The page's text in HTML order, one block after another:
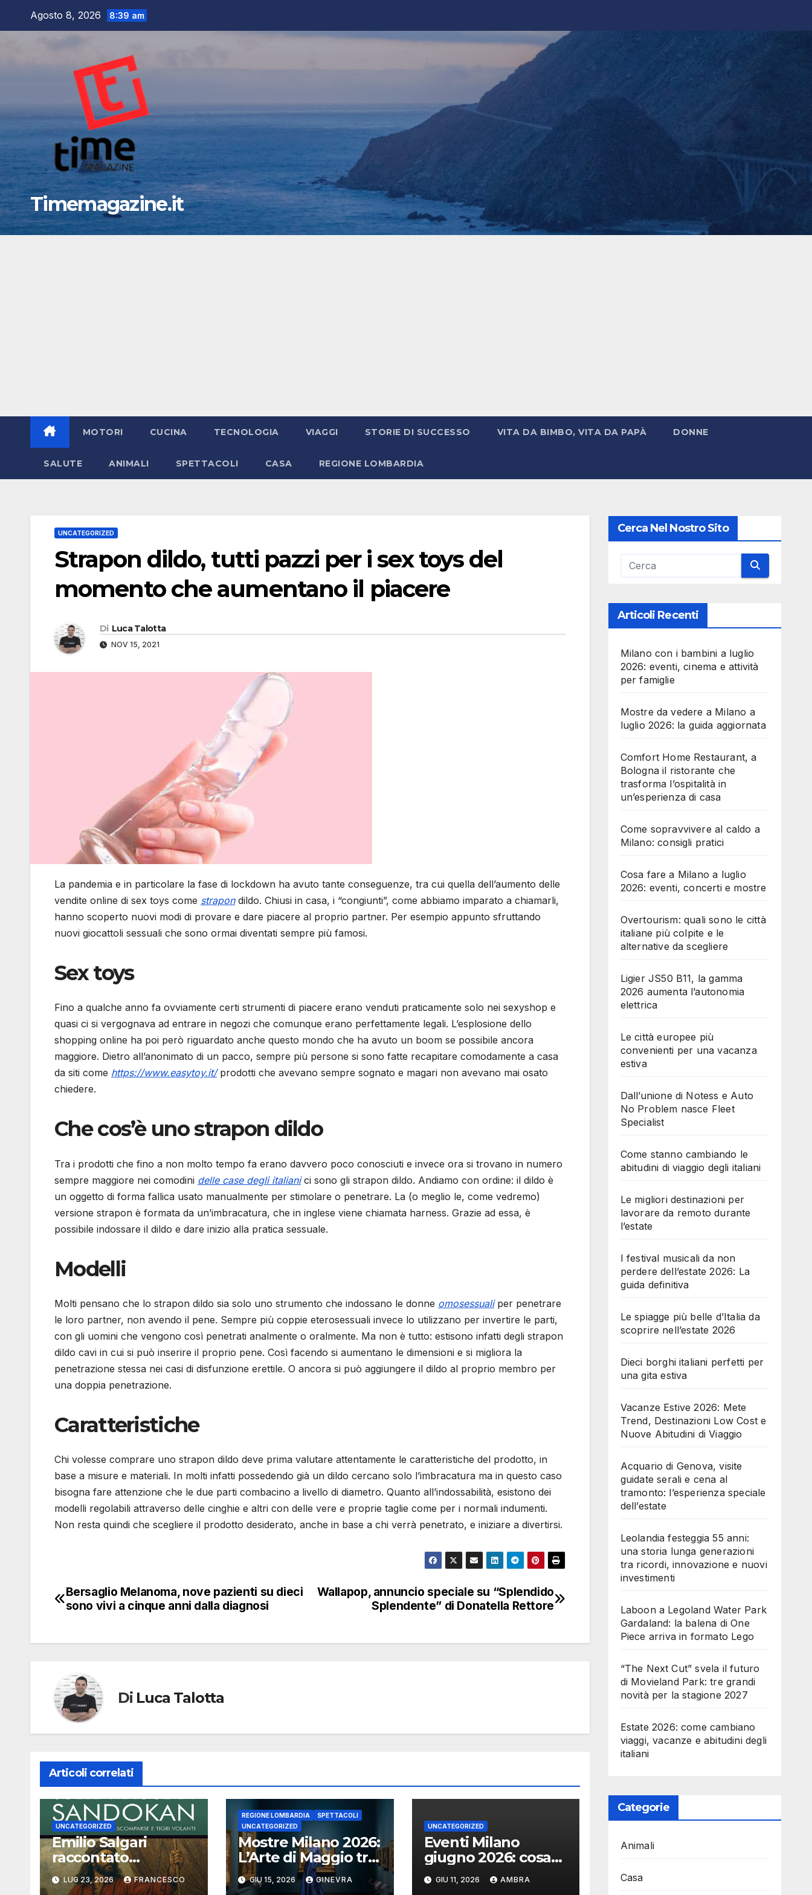
Agosto 8, 2026 8:39 am
Timemagazine.it
MOTORI CUCINA TECNOLOGIA VIAGGI STORIE DI SUCCESSO VITA DA BIMBO, VITA DA PAPÀ DONNE
SALUTE ANIMALI SPETTACOLI CASA REGIONE LOMBARDIA
UNCATEGORIZED
Strapon dildo, tutti pazzi per i sex toys del
momento che aumentano il piacere
Di Luca Talotta
NOV 15, 2021
La pandemia e in particolare la fase di lockdown ha avuto tante conseguenze, tra cui quella dell’aumento delle
vendite online di sex toys come strapondildo. Chiusi in casa, i “congiunti”, come abbiamo imparato a chiamarli,
hanno scoperto nuovi modi di provare e dare piacere al proprio partner. Per esempio appunto sfruttando
nuovi giocattoli sessuali che sono ormai diventati sempre più famosi.
Sex toys
Fino a qualche anno fa ovviamente certi strumenti di piacere erano venduti praticamente solo nei sexyshop e
quasi ci si vergognava ad entrare in negozi che comunque erano perfettamente legali. L’esplosione dello
shopping online ha poi però riguardato anche questo mondo che ha avuto un boom se possibile ancora
maggiore. Dietro all’anonimato di un pacco, sempre più persone si sono fatte recapitare comodamente a casa
da siti come https://www.easytoy.it/prodotti che avevano sempre sognato e magari non avevano mai osato
chiedere.
Che cos’è uno strapon dildo
Tra i prodotti che fino a non molto tempo fa erano davvero poco conosciuti e invece ora si trovano in numero
sempre maggiore nei comodini delle case degli italianici sono gli strapon dildo. Andiamo con ordine: il dildo è
un oggetto di forma fallica usato manualmente per stimolare o penetrare. La (o meglio le, come vedremo)
versione strapon è formata da un’imbracatura, che in inglese viene chiamata harness. Grazie ad essa, è
possibile indossare il dildo e dare inizio alla pratica sessuale.
Modelli
Molti pensano che lo strapon dildo sia solo uno strumento che indossano le donne omosessualiper penetrare
le loro partner, non avendo il pene. Sempre più coppie eterosessuali invece lo utilizzano per invertire le parti,
con gli uomini che vengono così penetrati analmente o oralmente. Ma non è tutto: estisono infatti degli strapon
dildo cavi in cui si può inserire il proprio pene. Così facendo si aumentano le dimensioni e si migliora la
penetrazione stessa nei casi di disfunzione erettile. O ancora si può aggiungere il dildo al proprio membro per
una doppia penetrazione.
Caratteristiche
Chi volesse comprare uno strapon dildo deve prima valutare attentamente le caratteristiche del prodotto, in
base a misure e materiali. In molti infatti possedendo già un dildo cercano solo l’imbracatura ma in questo caso
bisogna fare attenzione che le due parti combacino a livello di diametro. Quanto all’indossabilità, esistono dei
modelli regolabili attraverso delle cinghie e altri con delle vere e proprie taglie come per i normali indumenti.
Non resta quindi che scegliere il prodotto desiderato, anche in base a chi verrà penetrato, e iniziare a divertirsi.
Navigazione
Wallapop, annuncio speciale su “Splendido
Splendente” di Donatella Rettore
Bersaglio Melanoma, nove pazienti su dieci
sono vivi a cinque anni dalla diagnosi
Di Luca Talotta
Articoli correlati
UNCATEGORIZED
Emilio Salgari
raccontato
attraverso
Sandokan (seconda
LUG 23, 2026 FRANCESCO
REGIONE LOMBARDIA
SPETTACOLI
UNCATEGORIZED
Mostre Milano 2026:
L’Arte di Maggio tra
Fotografia Iconica e
Installazioni
GIU 15, 2026 GINEVRA
UNCATEGORIZED
Eventi Milano
giugno 2026: cosa
fare in città nel
primo mese
GIU 11, 2026 AMBRA
Cerca Nel Nostro Sito
Articoli Recenti
Milano con i bambini a luglio
2026: eventi, cinema e attività
per famiglie
Mostre da vedere a Milano a
luglio 2026: la guida aggiornata
Comfort Home Restaurant, a
Bologna il ristorante che
trasforma l’ospitalità in
un’esperienza di casa
Come sopravvivere al caldo a
Milano: consigli pratici
Cosa fare a Milano a luglio
2026: eventi, concerti e mostre
Overtourism: quali sono le città
italiane più colpite e le
alternative da scegliere
Ligier JS50 B11, la gamma
2026 aumenta l’autonomia
elettrica
Le città europee più
convenienti per una vacanza
estiva
Dall’unione di Notess e Auto
No Problem nasce Fleet
Specialist
Come stanno cambiando le
abitudini di viaggio degli italiani
Le migliori destinazioni per
lavorare da remoto durante
l’estate
I festival musicali da non
perdere dell’estate 2026: La
guida definitiva
Le spiagge più belle d’Italia da
scoprire nell’estate 2026
Dieci borghi italiani perfetti per
una gita estiva
Vacanze Estive 2026: Mete
Trend, Destinazioni Low Cost e
Nuove Abitudini di Viaggio
Acquario di Genova, visite
guidate serali e cena al
tramonto: l’esperienza speciale
dell’estate
Leolandia festeggia 55 anni:
una storia lunga generazioni
tra ricordi, innovazione e nuovi
investimenti
Laboon a Legoland Water Park
Gardaland: la balena di One
Piece arriva in formato Lego
“The Next Cut” svela il futuro
di Movieland Park: tre grandi
novità per la stagione 2027
Estate 2026: come cambiano
viaggi, vacanze e abitudini degli
italiani
Categorie
Animali
Casa